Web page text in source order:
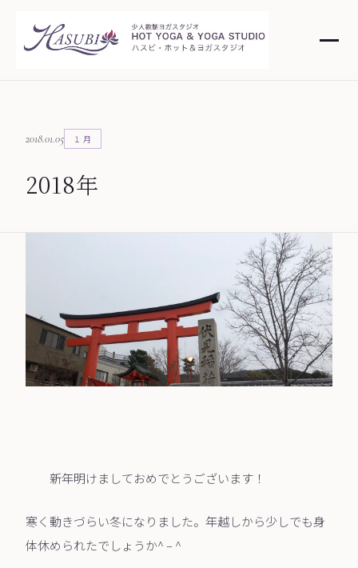
2018.01.05 １月
2018年
新年明けましておめでとうございます！
寒く動きづらい冬になりました。年越しから少しでも身
体休められたでしょうか^ – ^